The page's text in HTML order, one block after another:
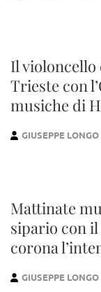
Il violoncello
Trieste con
musiche di
GIUSEPPE LONGO
Mattinate
sipario con
corona
GIUSEPPE LONGO